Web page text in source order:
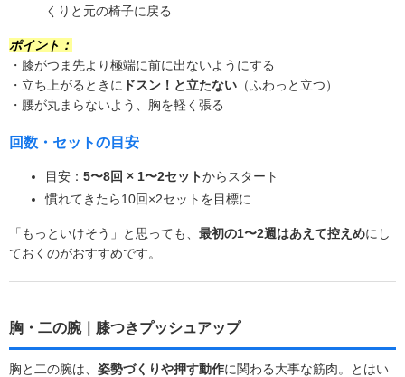
くりと元の椅子に戻る
ポイント：
・膝がつま先より極端に前に出ないようにする
・立ち上がるときに ドスン！と立たない （ふわっと立つ）
・腰が丸まらないよう、胸を軽く張る
回数・セットの目安
目安： 5〜8回 × 1〜2セットからスタート
慣れてきたら10回×2セットを目標に
「もっといけそう」と思っても、 最初の1〜2週はあえて控えめにし
ておくのがおすすめです。
胸・二の腕｜膝つきプッシュアップ
胸と二の腕は、 姿勢づくりや押す動作に関わる大事な筋肉。とはい